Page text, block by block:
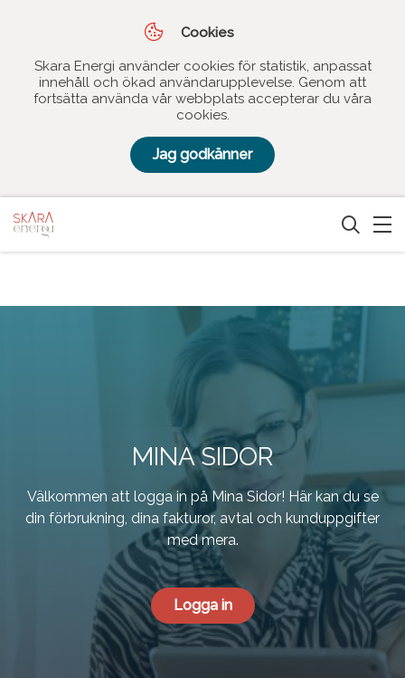
Cookies
Skara Energi använder cookies för statistik, anpassat
innehåll och ökad användarupplevelse. Genom att
fortsätta använda vår webbplats accepterar du våra
cookies.
Jag godkänner
MINA SIDOR
Välkommen att logga in på Mina Sidor! Här kan du se
din förbrukning, dina fakturor, avtal och kunduppgifter
med mera.
Logga in